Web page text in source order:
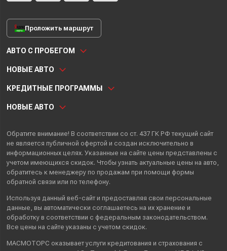
Проложить маршрут
АВТО С ПРОБЕГОМ
НОВЫЕ АВТО
КРЕДИТНЫЕ ПРОГРАММЫ
НОВЫЕ АВТО
Обратите внимание! В соответствии со ст. 437 ГК РФ текущий сайт
не является публичной офертой и создан исключительно в
информационных целях. Указанные на сайте цены представлены с
учетом имеющихся скидок. Чтобы узнать актуальные цены на авто,
обратитесь к менеджеру по продажам при помощи формы
обратной связи или по телефону.
Используя данный веб-сайт и предоставляя свои персональные
данные , вы автоматически соглашаетесь на их хранение и
обработку в соответствии с федеральным законодательством.
Все цены на сайте указаны с учетом скидок.
МАСМОТОРС оказывает услуги кредитования и страхования с